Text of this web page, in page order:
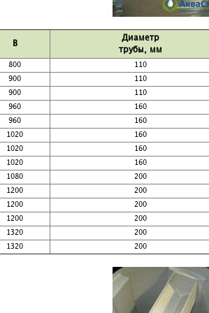
B
Диаметр
трубы, мм
800
110
900
110
900
110
960
160
960
160
1020
160
1020
160
1020
160
1080
200
1200
200
1200
200
1200
200
1320
200
1320 200